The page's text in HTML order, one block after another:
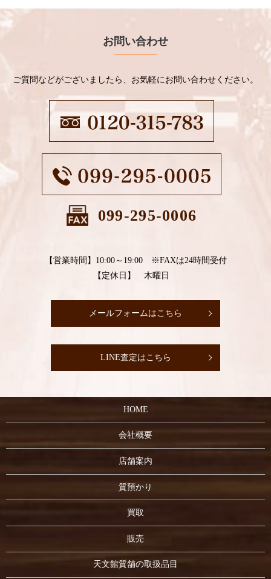
お問い合わせ
ご質問などがございましたら、お気軽にお問い合わせください。
099-295-0006
【営業時間】10:00～19:00 ※FAXは24時間受付
【定休日】 木曜日
メールフォームはこちら
LINE査定はこちら
HOME
会社概要
店舗案内
質預かり
買取
販売
天文館質舗の取扱品目